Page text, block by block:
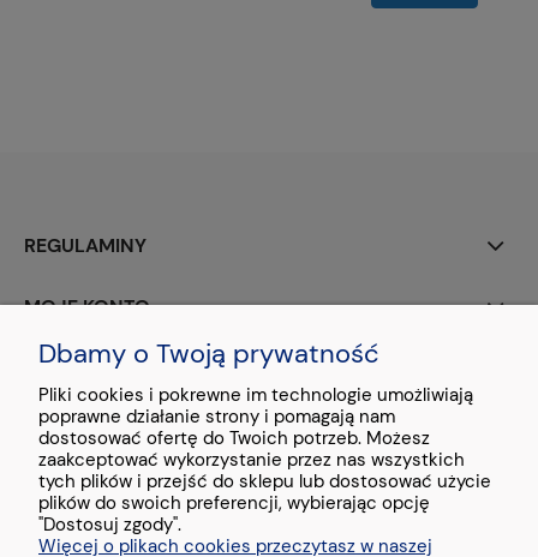
REGULAMINY
MOJE KONTO
PŁATNOŚCI I DOSTAWA
O NAS
Dbamy o Twoją prywatność
Pliki cookies i pokrewne im technologie umożliwiają
poprawne działanie strony i pomagają nam
dostosować ofertę do Twoich potrzeb. Możesz
zaakceptować wykorzystanie przez nas wszystkich
tych plików i przejść do sklepu lub dostosować użycie
plików do swoich preferencji, wybierając opcję
"Dostosuj zgody".
Więcej o plikach cookies przeczytasz w naszej